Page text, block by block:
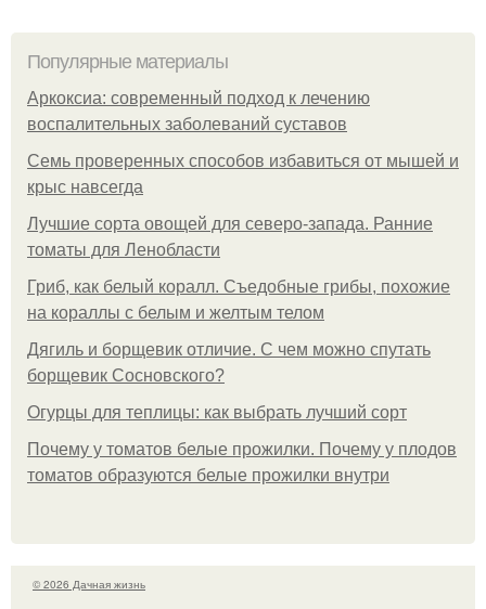
Популярные материалы
Аркоксиа: современный подход к лечению
воспалительных заболеваний суставов
Семь проверенных способов избавиться от мышей и
крыс навсегда
Лучшие сорта овощей для северо-запада. Ранние
томаты для Ленобласти
Гриб, как белый коралл. Съедобные грибы, похожие
на кораллы с белым и желтым телом
Дягиль и борщевик отличие. С чем можно спутать
борщевик Сосновского?
Огурцы для теплицы: как выбрать лучший сорт
Почему у томатов белые прожилки. Почему у плодов
томатов образуются белые прожилки внутри
© 2026 Дачная жизнь